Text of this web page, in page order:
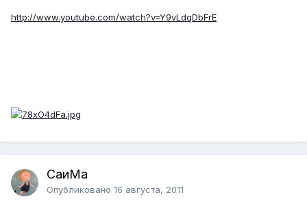
http://www.youtube.com/watch?v=Y9vLdqDbFrE
СаиМа
Опубликовано 16 августа, 2011